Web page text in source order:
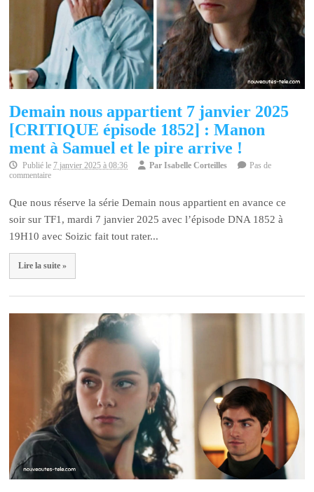
Demain nous appartient 7 janvier 2025
[CRITIQUE épisode 1852] : Manon
ment à Samuel et le pire arrive !
Publié le 7 janvier 2025 à 08:36 ParIsabelle Corteilles
Pas de
commentaire
Que nous réserve la série Demain nous appartient en avance ce
soir sur TF1, mardi 7 janvier 2025 avec l’épisode DNA 1852 à
19H10 avec Soizic fait tout rater...
Lire la suite »